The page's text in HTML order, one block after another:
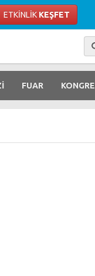
ETKİNLİK KEŞFET
FUAR KONGRE